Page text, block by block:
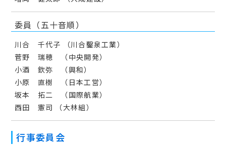
委員（五十音順）
川合 千代子 （川合鑿泉工業）
菅野 瑞穂 （中央開発）
小酒 欽弥 （興和）
小原 直樹 （日本工営）
坂本 拓二 （国際航業）
西田 憲司 （大林組）
行事委員会